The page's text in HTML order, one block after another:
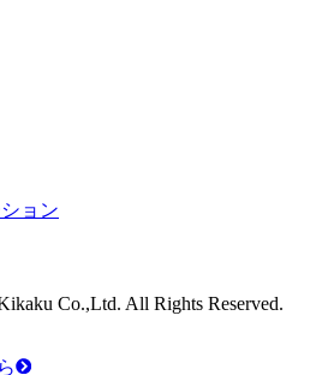
ョン
Co.,Ltd. All Rights Reserved.